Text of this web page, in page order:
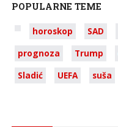
POPULARNE TEME
horoskop SAD
prognoza
Trump
Sladić
UEFA suša